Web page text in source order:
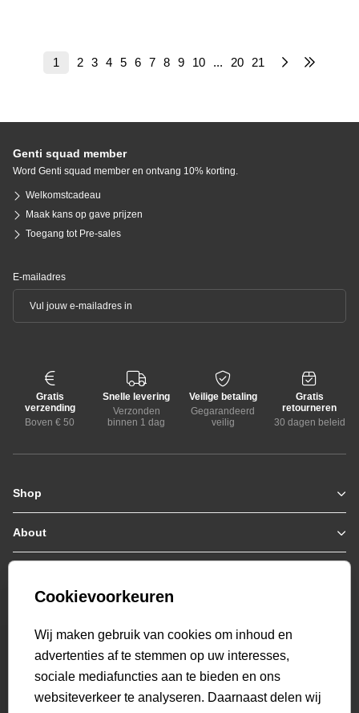
1 2 3 4 5 6 7 8 9 10 ... 20 21
Genti squad member
Word Genti squad member en ontvang 10% korting.
Welkomstcadeau
Maak kans op gave prijzen
Toegang tot Pre-sales
E-mailadres
Gratis
verzending
Boven € 50
Snelle levering
Verzonden
binnen 1 dag
Veilige betaling
Gegarandeerd
veilig
Gratis
retourneren
30 dagen beleid
Shop
Zomerjassen
Jassen / Coats
Colberts
Hoodies
Polo's
T-shirts
Overshirts
Overhemden
About
Who we are
Genti X PSV
Bestellen & Betalen
Retourneren
Veelgestelde vragen
Mijn Account
beoordelingen
Cookievoorkeuren
Wij maken gebruik van cookies om inhoud en
advertenties af te stemmen op uw interesses,
sociale mediafuncties aan te bieden en ons
websiteverkeer te analyseren. Daarnaast delen wij